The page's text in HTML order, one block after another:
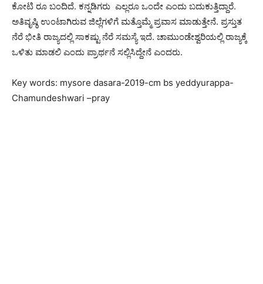
ಕೋಟಿ ರೂ ಬಂದಿದೆ. ಕನ್ನಡಿಗರು ಎಲ್ಲರೂ ಒಂದೇ ಎಂದು ಬದುಕುತ್ತಿದ್ದಾರೆ.
ಅತಿವೃಷ್ಠಿ ಉಂಟಾಗಿರುವ ಜಿಲ್ಲೆಗಳಿಗೆ ಮತ್ತೊಮ್ಮೆ ಪ್ರವಾಸ ಮಾಡುತ್ತೇನೆ. ಪ್ರಸ್ತುತ
ನೆರೆ ಭೀತಿ ರಾಜ್ಯದಲ್ಲಿ ಸಾಕಷ್ಟು ನೆರೆ ಸಮಸ್ಯೆ ಇದೆ. ಚಾಮುಂಡೇಶ್ವರಿಯಲ್ಲಿ ರಾಜ್ಯಕ್ಕೆ
ಒಳಿತು ಮಾಡಲಿ ಎಂದು ಪ್ರಾರ್ಥನೆ ಸಲ್ಲಿಸಿದ್ದೇನೆ ಎಂದರು.
Key words: mysore dasara-2019-cm bs yeddyurappa-
Chamundeshwari –pray